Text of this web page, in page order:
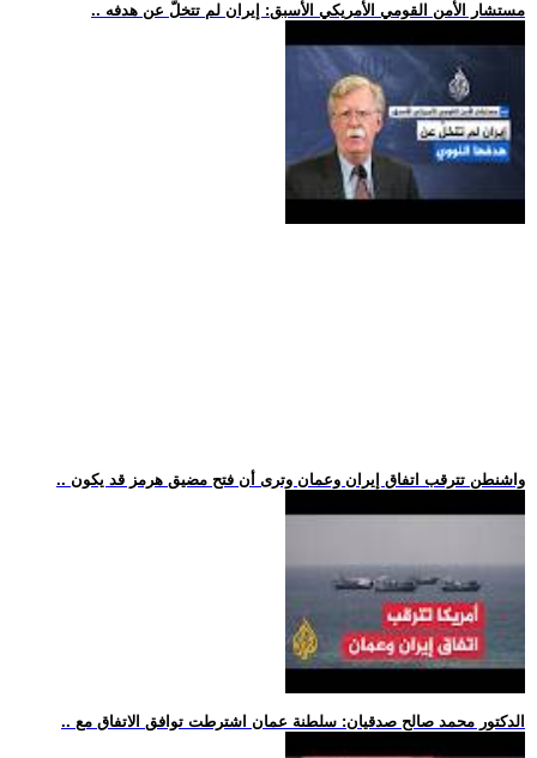
.. مستشار الأمن القومي الأمريكي الأسبق: إيران لم تتخلَّ عن هدفه
.. واشنطن تترقب اتفاق إيران وعمان وترى أن فتح مضيق هرمز قد يكون
.. الدكتور محمد صالح صدقيان: سلطنة عمان اشترطت توافق الاتفاق مع